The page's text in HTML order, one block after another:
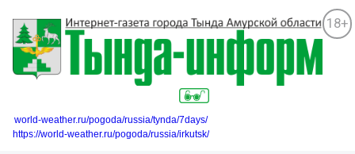
18+
world-weather.ru/pogoda/russia/tynda/7days/
https://world-weather.ru/pogoda/russia/irkutsk/